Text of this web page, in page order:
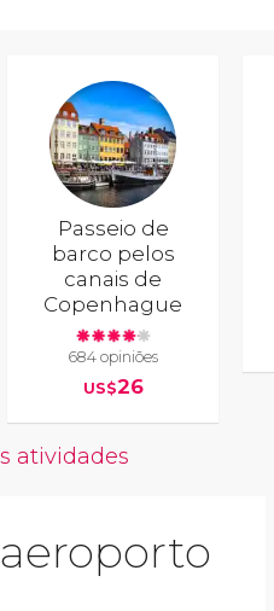
Passeio de
barco pelos
canais de
Copenhague
684 opiniões
US$26
atividades